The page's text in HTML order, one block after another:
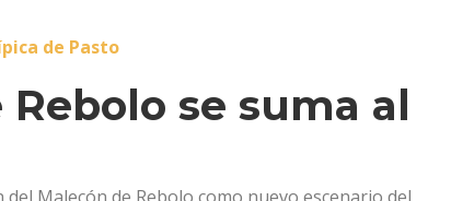
de Pasto
se suma al